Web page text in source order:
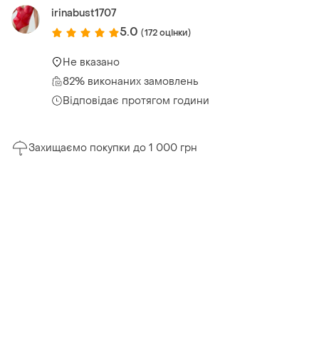
irinabust1707
5.0 (172 оцінки)
Не вказано
82% виконаних замовлень
Відповідає протягом години
Захищаємо покупки до 1 000 грн